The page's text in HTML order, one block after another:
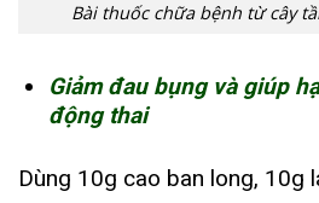
Bài thuốc chữa bệnh từ cây
Giảm đau bụng và giúp
động thai
Dùng 10g cao ban long, 10g